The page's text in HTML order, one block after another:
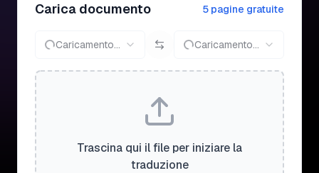
Carica documento 5 pagine gratuite
Caricamento... Caricamento...
Trascina qui il file per iniziare la
traduzione